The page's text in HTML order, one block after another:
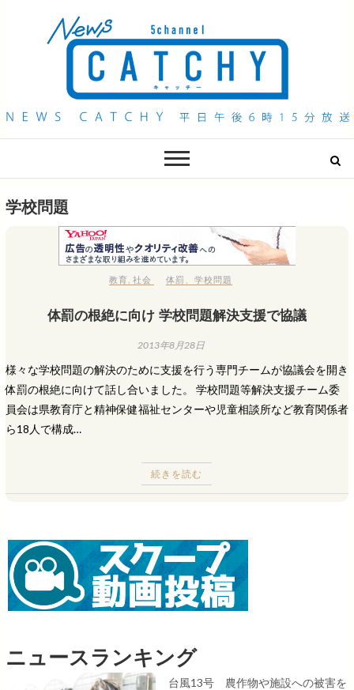
QAB NEWS Headline
学校問題
教育 ,社会 体罰 、学校問題
体罰の根絶に向け 学校問題解決支援で協議
2013年8月28日
様々な学校問題の解決のために支援を行う専門チームが協議会を開き
体罰の根絶に向けて話し合いました。 学校問題等解決支援チーム委
員会は県教育庁と精神保健福祉センターや児童相談所など教育関係者
ら18人で構成…
続きを読む
ニュースランキング
台風13号 農作物や施設への被害を